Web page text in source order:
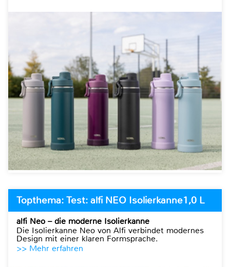
Topthema: Test: alfi NEO Isolierkanne1,0 L
alfi Neo – die moderne Isolierkanne
Die Isolierkanne Neo von Alfi verbindet modernes
Design mit einer klaren Formsprache.
>> Mehr erfahren